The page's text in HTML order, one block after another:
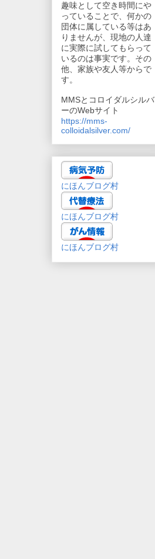
趣味として空き時間にや
っていることで、何かの
団体に属している等はあ
りませんが、現地の人達
に実際に試してもらって
いるのは事実です。その
他、家族や友人等からで
す。
MMSとコロイダルシルバ
ーのWebサイト
https://mms-
colloidalsilver.com/
にほんブログ村
にほんブログ村
にほんブログ村